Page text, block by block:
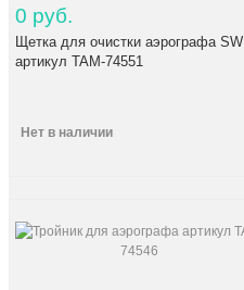
0 руб.
Щетка для очистки аэрографа SW
артикул TAM-74551
Нет в наличии